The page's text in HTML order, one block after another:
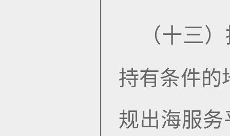
（十三
持有条件的
规出海服